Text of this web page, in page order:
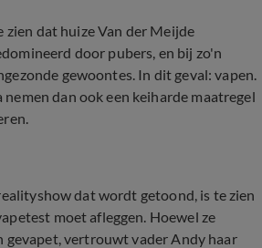
zien dat huize Van der Meijde
door pubers, en bij zo'n
gewoontes. In dit geval: vapen.
dan ook een keiharde maatregel
dat wordt getoond, is te zien
moet afleggen. Hoewel ze
gevapet, vertrouwt vader Andy haar